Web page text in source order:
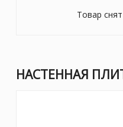
Товар
НАСТЕННАЯ